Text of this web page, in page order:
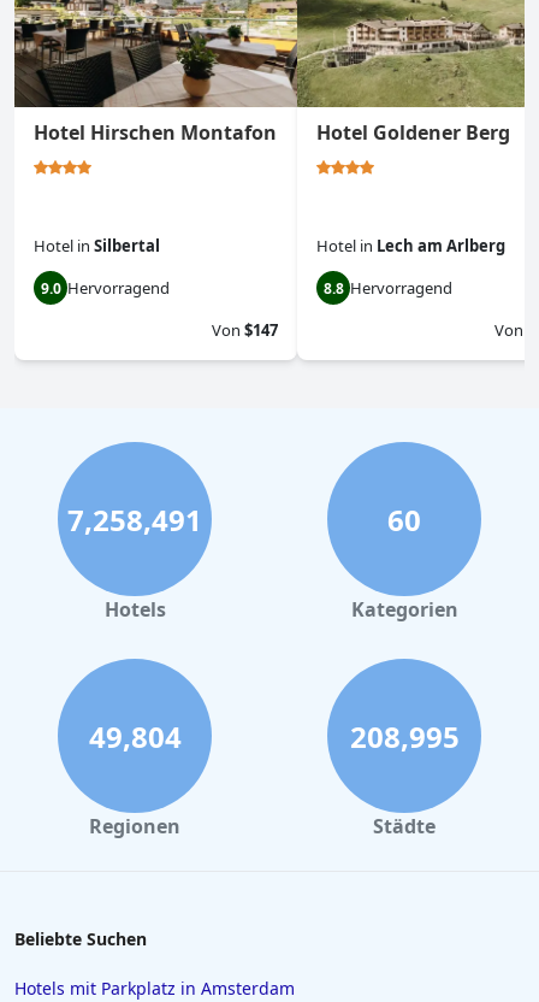
Hotel Hirschen Montafon
Hotel in Silbertal
9.0 Hervorragend
Von $147
Hotel Goldener Berg
Hotel in Lech am Arlberg
8.8 Hervorragend
Von
7,258,491
Hotels
60
Kategorien
49,804
Regionen
208,995
Städte
Beliebte Suchen
Hotels mit Parkplatz in Amsterdam